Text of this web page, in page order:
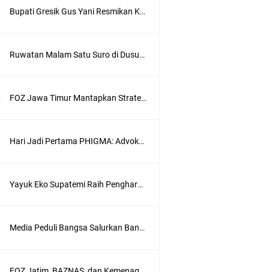
Bupati Gresik Gus Yani Resmikan Kantor Desa Sidoraharjo: Simbol Komitmen Pelayanan Publik dan Kepedulian Sosial
Ruwatan Malam Satu Suro di Dusun Kedungsekar Lor, Tradisi Luhur yang Terus Istiqomah
FOZ Jawa Timur Mantapkan Strategi Semester II 2026, Fokus pada Penguatan SDM Amil dan Kolaborasi BerdampakNarasi
Hari Jadi Pertama PHIGMA: Advokat dan LBH Perkuat Soliditas di Jakarta
Yayuk Eko Supatemi Raih Penghargaan IGA Jatim, Inovasi Wayang Kulit untuk Anak Berkebutuhan Khusus
Media Peduli Bangsa Salurkan Bantuan Alat Bantu Jalan untuk Lansia